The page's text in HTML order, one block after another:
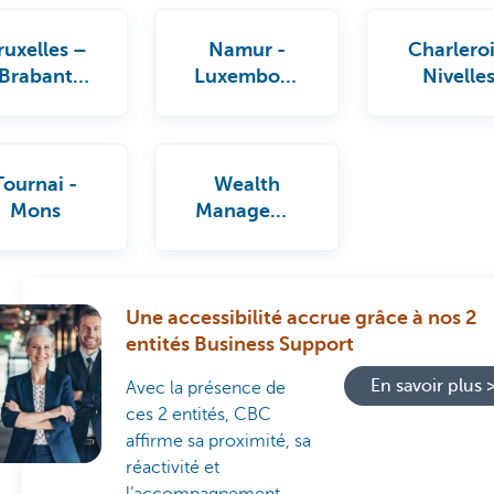
–
Namur -
Luxembour
Nivelles
-
Mons
Wealth
Manageme
Une accessibilité accrue grâce à nos 2
entités Business Support
Avec la présence de
ces 2 entités, CBC
affirme sa proximité, sa
réactivité et
En savoir plus